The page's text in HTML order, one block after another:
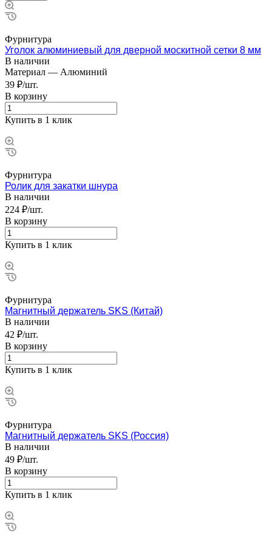
Фурнитура
Уголок алюминиевый для дверной москитной сетки 8 мм
В наличии
Материал — Алюминий
39 ₽/шт.
В корзину
Купить в 1 клик
Фурнитура
Ролик для закатки шнура
В наличии
224 ₽/шт.
В корзину
Купить в 1 клик
Фурнитура
Магнитный держатель SKS (Китай)
В наличии
42 ₽/шт.
В корзину
Купить в 1 клик
Фурнитура
Магнитный держатель SKS (Россия)
В наличии
49 ₽/шт.
В корзину
Купить в 1 клик